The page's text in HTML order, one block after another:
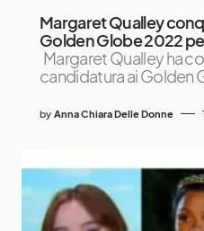
Margaret Qualley
Golden Globe 2022
Margaret Qualley ha
candidatura ai Golden
by Anna Chiara Delle Donne